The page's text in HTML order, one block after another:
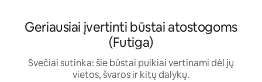
Geriausiai įvertinti būstai atostogoms
(Futiga)
Svečiai sutinka: šie būstai puikiai vertinami dėl jų
vietos, švaros ir kitų dalykų.